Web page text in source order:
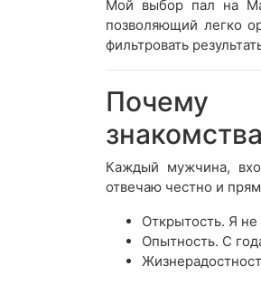
Мой выбор пал на
позволяющий легко
фильтровать
Почему
Каждый мужчина,
отвечаю честно и
Открытость. Я
Опытность. С